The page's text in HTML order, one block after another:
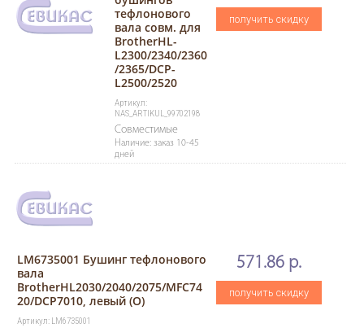
тефлонового
вала совм. для
BrotherHL-
L2300/2340/2360
/2365/DCP-
L2500/2520
Артикул:
NAS_ARTIKUL_99702198
Совместимые
Наличие: заказ 10-45
дней
получить скидку
LM6735001 Бушинг тефлонового
вала
BrotherHL2030/2040/2075/MFC74
20/DCP7010, левый (O)
Артикул: LM6735001
571.86 р.
получить скидку